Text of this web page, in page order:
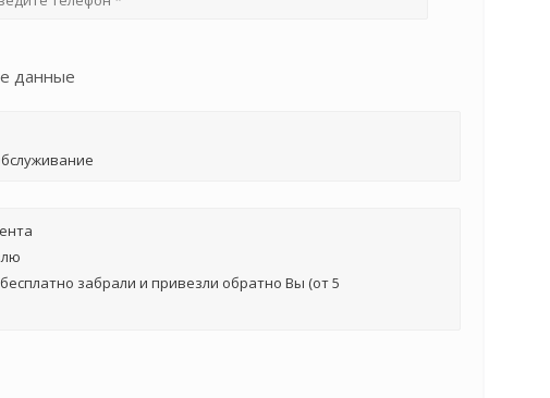
данные
забрали и привезли обратно Вы (от 5